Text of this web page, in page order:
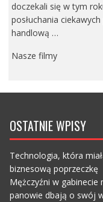
doczekali się w tym
posłuchania
handlową …
Nasze filmy
OSTATNIE WPISY
Technologia, która
biznesową poprzeczkę
Mężczyźni w gabinecie
panowie dbają o swój